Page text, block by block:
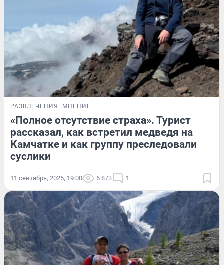
РАЗВЛЕЧЕНИЯ МНЕНИЕ
«Полное отсутствие страха». Турист
рассказал, как встретил медведя на
Камчатке и как группу преследовали
суслики
11 сентября, 2025, 19:00 6 873 1